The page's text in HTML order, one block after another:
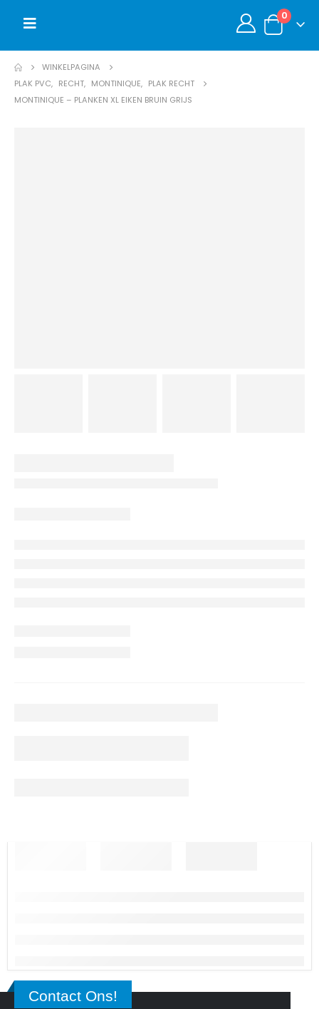
0
WINKELPAGINA
PLAK PVC, RECHT, MONTINIQUE, PLAK RECHT
MONTINIQUE – PLANKEN XL EIKEN BRUIN GRIJS
Contact Ons!